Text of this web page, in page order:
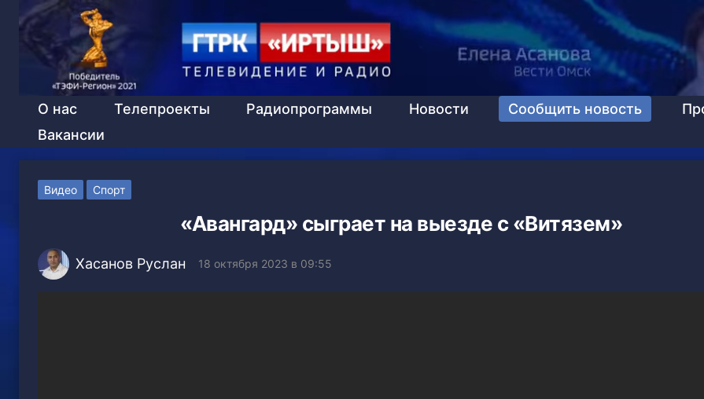
О нас Телепроекты Радиопрограммы Новости Сообщить новость
Вакансии
Видео Спорт
«Авангард» сыграет на выезде с «Витязем»
Хасанов Руслан 18 октября 2023 в 09:55